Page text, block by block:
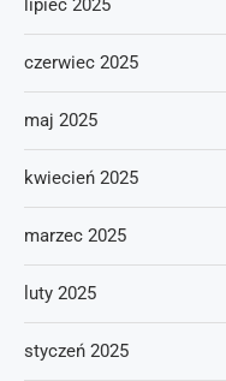
lipiec 2025
czerwiec 2025
maj 2025
kwiecień 2025
marzec 2025
luty 2025
styczeń 2025